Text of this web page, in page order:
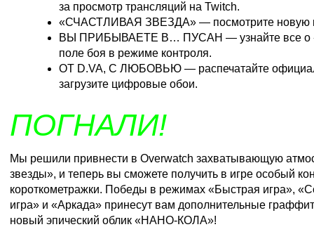
за просмотр трансляций на Twitch.
«СЧАСТЛИВАЯ ЗВЕЗДА» — посмотрите новую
ВЫ ПРИБЫВАЕТЕ В… ПУСАН — узнайте все
поле боя в режиме контроля.
ОТ D.VA, С ЛЮБОВЬЮ — распечатайте
загрузите цифровые обои.
ПОГНАЛИ!
Мы решили привнести в Overwatch захватывающую
звезды», и теперь вы сможете получить в игре особый
короткометражки. Победы в режимах «Быстрая игра»,
игра» и «Аркада» принесут вам дополнительные
новый эпический облик «НАНО-КОЛА»!